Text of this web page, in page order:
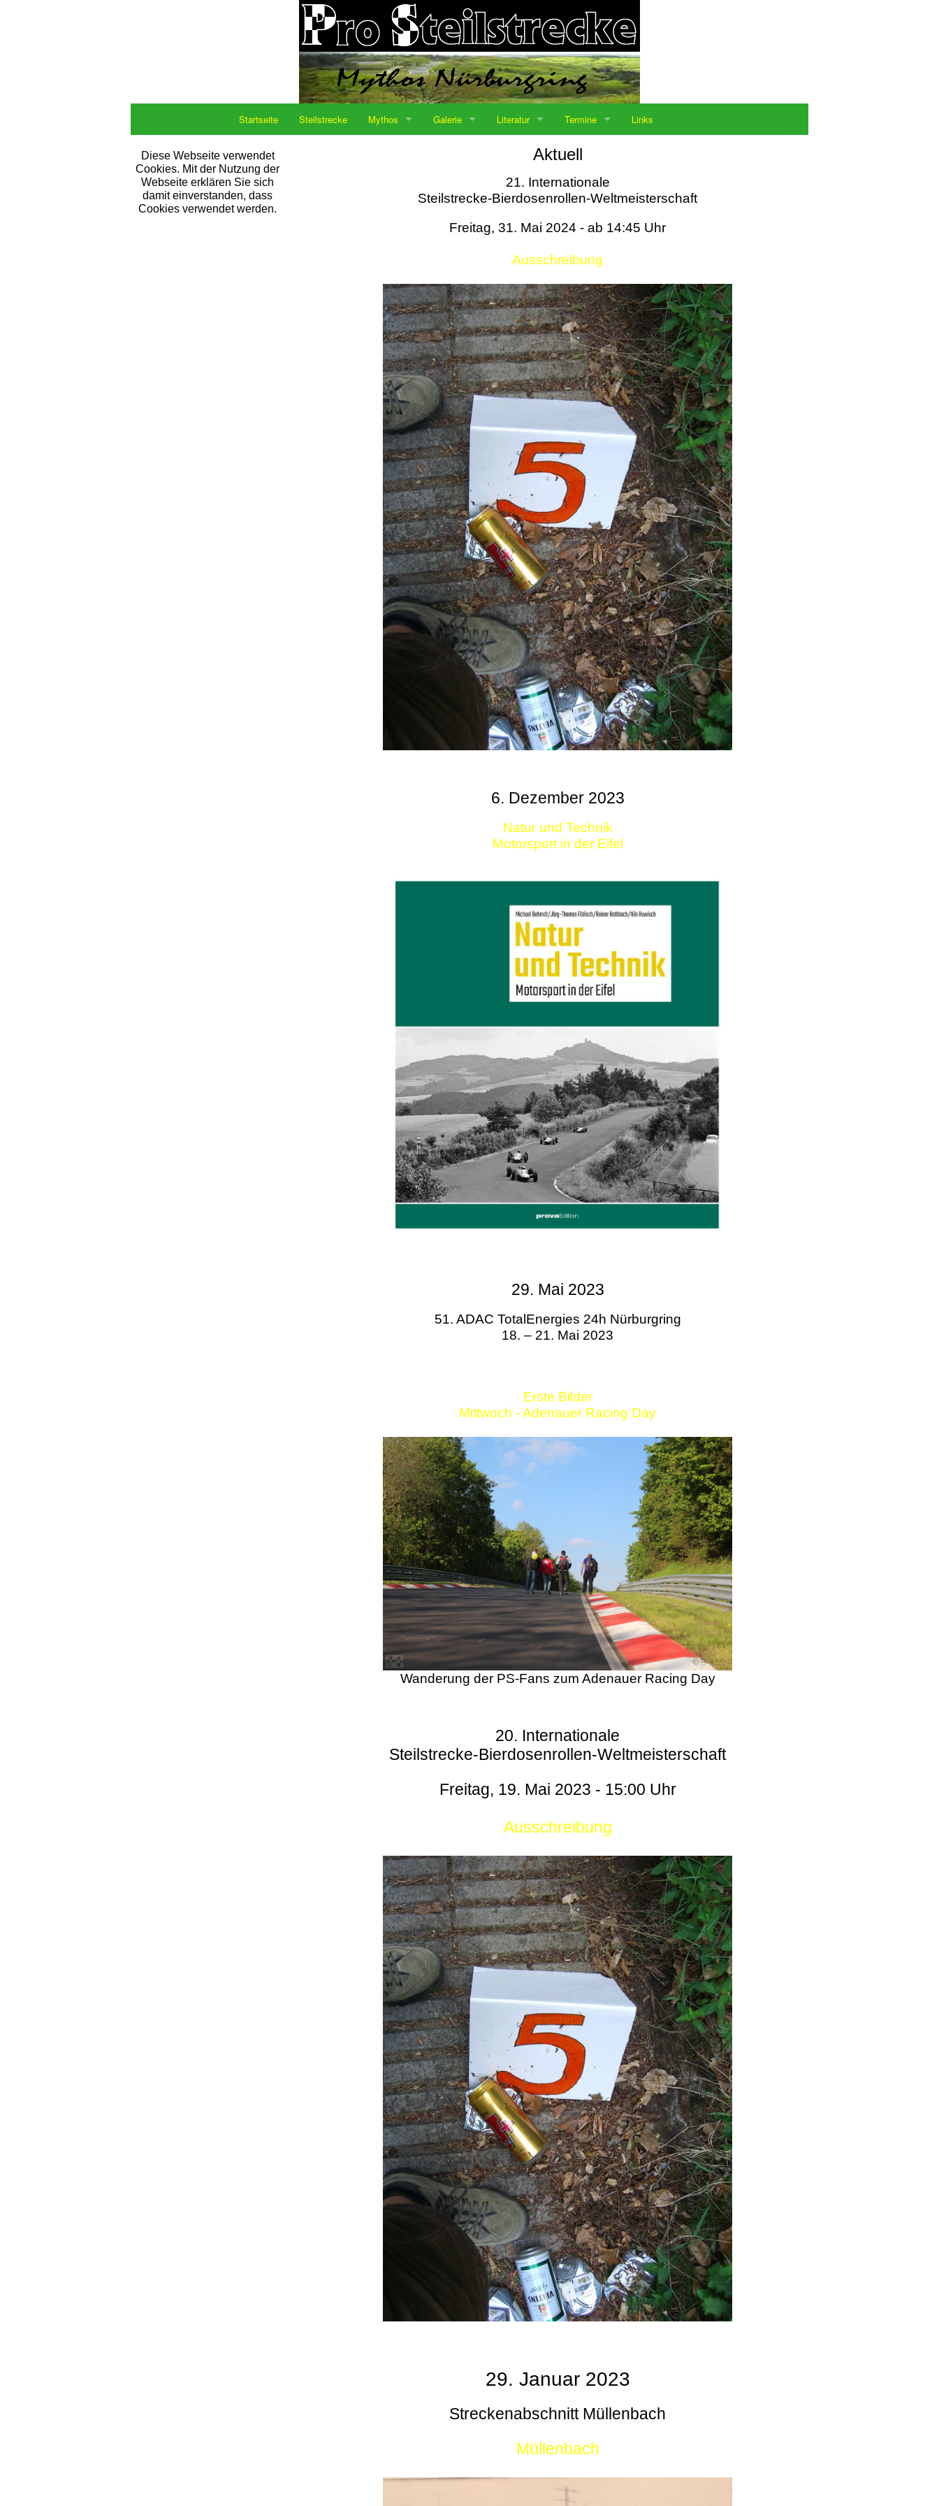
Startseite Steilstrecke Mythos Galerie Literatur Termine Links
Diese Webseite verwendet
Cookies. Mit der Nutzung der
Webseite erklären Sie sich
damit einverstanden, dass
Cookies verwendet werden.
Aktuell
21. Internationale
Steilstrecke-Bierdosenrollen-Weltmeisterschaft
Freitag, 31. Mai 2024 - ab 14:45 Uhr
Ausschreibung
6. Dezember 2023
Natur und Technik
Motorsport in der Eifel
29. Mai 2023
51. ADAC TotalEnergies 24h Nürburgring
18. – 21. Mai 2023
Erste Bilder
Mittwoch - Adenauer Racing Day
Wanderung der PS-Fans zum Adenauer Racing Day
20. Internationale
Steilstrecke-Bierdosenrollen-Weltmeisterschaft
Freitag, 19. Mai 2023 - 15:00 Uhr
Ausschreibung
29. Januar 2023
Streckenabschnitt Müllenbach
Müllenbach